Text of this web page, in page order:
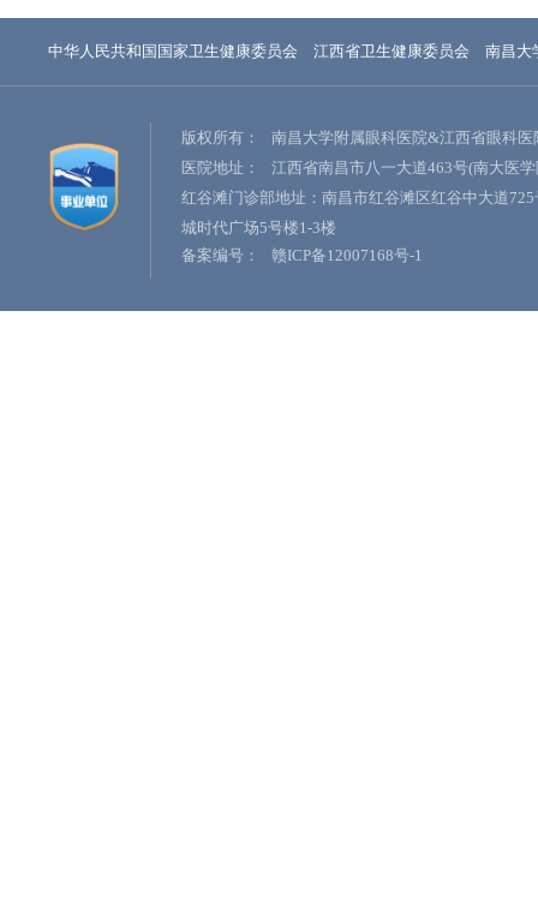
中华人民共和国国家卫生健康委员会 江西省卫生健康委员会 南昌大
版权所有：
南昌大学附属眼科医院&江西省眼科医
医院地址：
江西省南昌市八一大道463号(南大医
红谷滩门诊部地址：南昌市红谷滩区红谷中大道725
城时代广场5号楼1-3楼
备案编号：
赣ICP备12007168号-1